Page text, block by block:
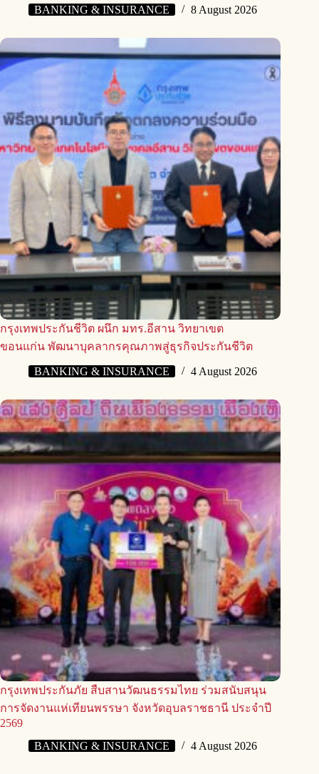
BANKING & INSURANCE
8 August 2026
กรุงเทพประกันชีวิต ผนึก มทร.อีสาน วิทยาเขต
ขอนแก่น พัฒนาบุคลากรคุณภาพสู่ธุรกิจประกันชีวิต
BANKING & INSURANCE 4 August 2026
กรุงเทพประกันภัย สืบสานวัฒนธรรมไทย ร่วมสนับสนุน
การจัดงานแห่เทียนพรรษา จังหวัดอุบลราชธานี ประจำปี
2569
BANKING & INSURANCE
4 August 2026